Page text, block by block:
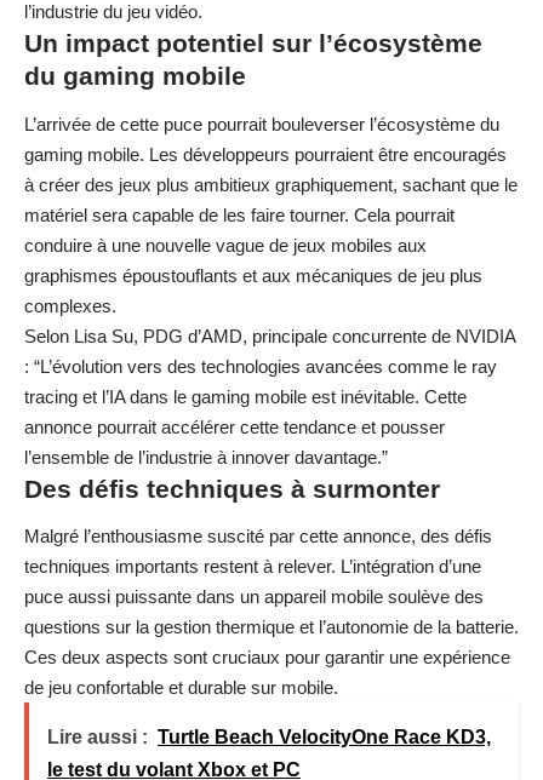
l’industrie du jeu vidéo.
Un impact potentiel sur l’écosystème
du gaming mobile
L’arrivée de cette puce pourrait bouleverser l’écosystème du
gaming mobile. Les développeurs pourraient être encouragés
à créer des jeux plus ambitieux graphiquement, sachant que le
matériel sera capable de les faire tourner. Cela pourrait
conduire à une nouvelle vague de jeux mobiles aux
graphismes époustouflants et aux mécaniques de jeu plus
complexes.
Selon Lisa Su, PDG d’AMD, principale concurrente de NVIDIA
: “L’évolution vers des technologies avancées comme le ray
tracing et l’IA dans le gaming mobile est inévitable. Cette
annonce pourrait accélérer cette tendance et pousser
l’ensemble de l’industrie à innover davantage.”
Des défis techniques à surmonter
Malgré l’enthousiasme suscité par cette annonce, des défis
techniques importants restent à relever. L’intégration d’une
puce aussi puissante dans un appareil mobile soulève des
questions sur la gestion thermique et l’autonomie de la batterie.
Ces deux aspects sont cruciaux pour garantir une expérience
de jeu confortable et durable sur mobile.
Lire aussi : Turtle Beach VelocityOne Race KD3,
le test du volant Xbox et PC